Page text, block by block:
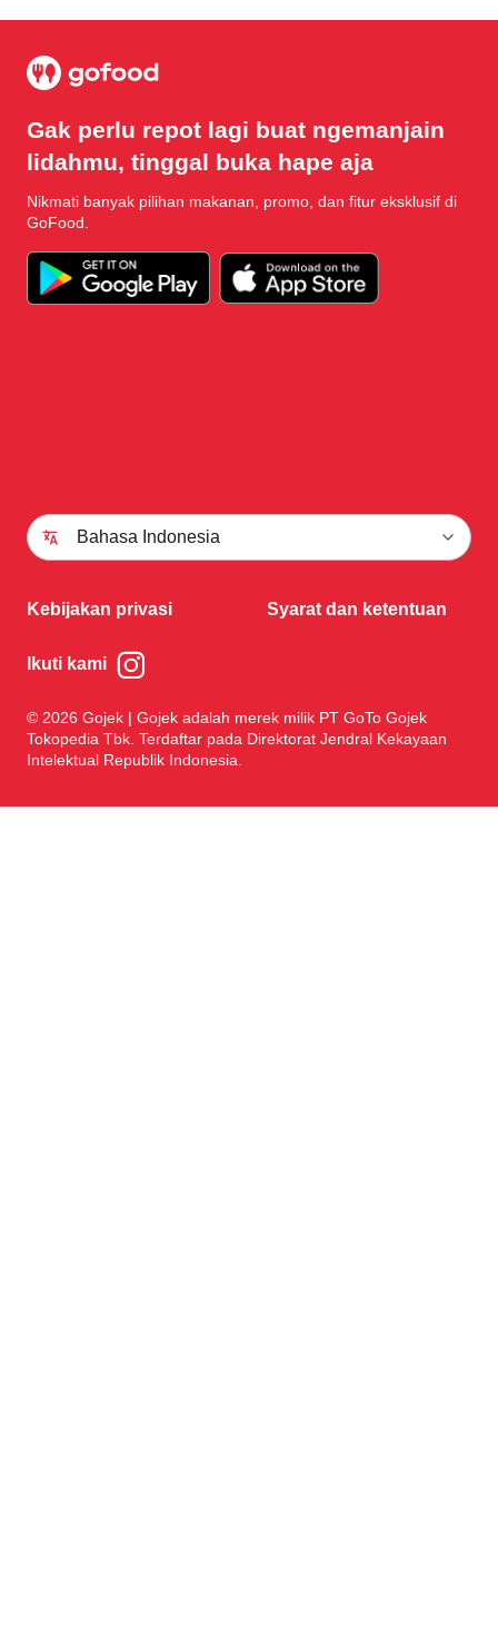
Gak perlu repot lagi buat ngemanjain
lidahmu, tinggal buka hape aja
Nikmati banyak pilihan makanan, promo, dan fitur eksklusif di
GoFood.
Bahasa Indonesia
Kebijakan privasi Syarat dan ketentuan
Ikuti kami
© 2026 Gojek | Gojek adalah merek milik PT GoTo Gojek
Tokopedia Tbk. Terdaftar pada Direktorat Jendral Kekayaan
Intelektual Republik Indonesia.